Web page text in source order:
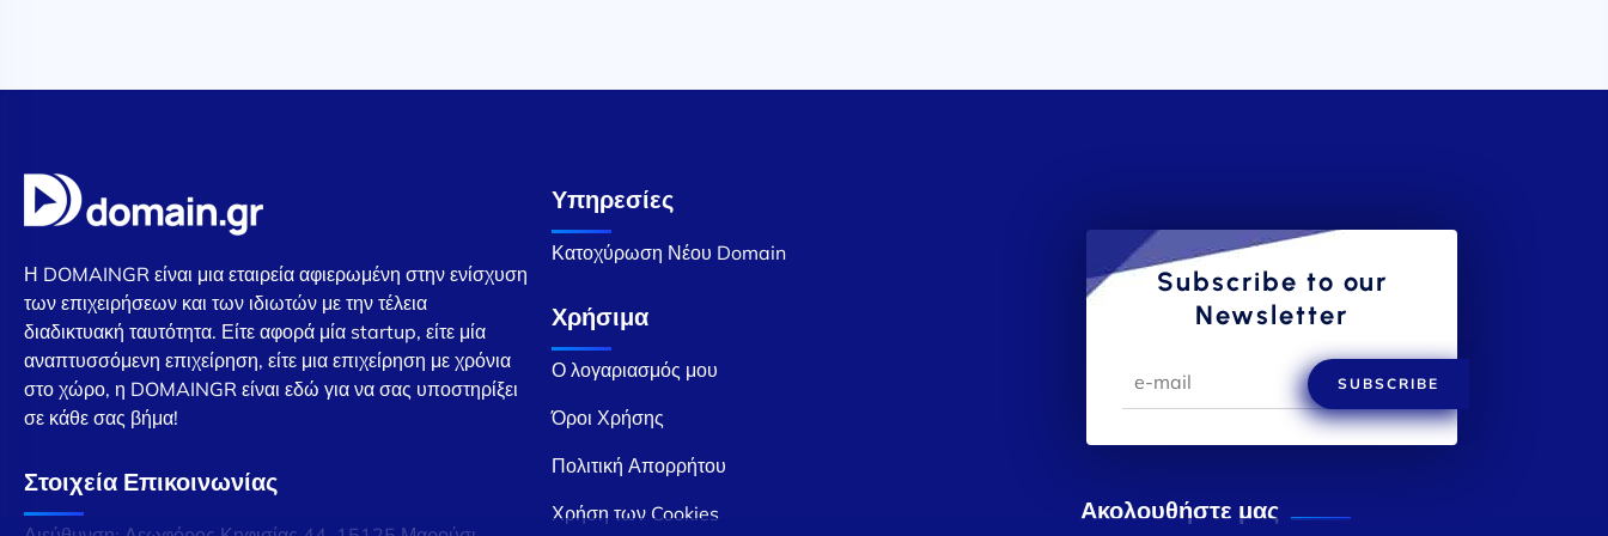
Η DOMAINGR είναι μια εταιρεία αφιερωμένη στην ενίσχυση
των επιχειρήσεων και των ιδιωτών με την τέλεια
διαδικτυακή ταυτότητα. Είτε αφορά μία startup, είτε μία
αναπτυσσόμενη επιχείρηση, είτε μια επιχείρηση με χρόνια
στο χώρο, η DOMAINGR είναι εδώ για να σας υποστηρίξει
σε κάθε σας βήμα!
Στοιχεία Επικοινωνίας
Υπηρεσίες
Κατοχύρωση Νέου Domain
Χρήσιμα
Ο λογαριασμός μου
Όροι Χρήσης
Πολιτική Απορρήτου
Χρήση των Cookies
Subscribe to our
Newsletter
SUBSCRIBE
Ακολουθήστε μας